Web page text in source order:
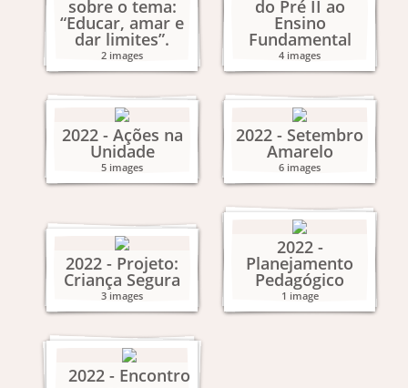
sobre o tema:
“Educar, amar e
dar limites”.
2 images
do Pré II ao
Ensino
Fundamental
4 images
2022 - Ações na
Unidade
5 images
2022 - Setembro
Amarelo
6 images
2022 - Projeto:
Criança Segura
3 images
2022 -
Planejamento
Pedagógico
1 image
2022 - Encontro